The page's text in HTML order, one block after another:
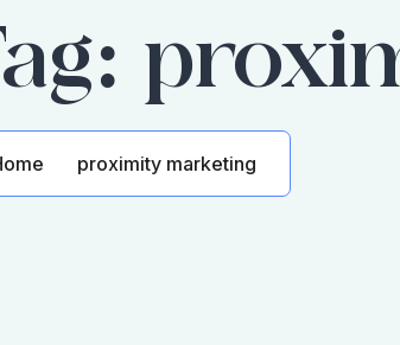
proximity marketing